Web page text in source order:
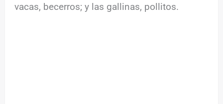
vacas, becerros; y las gallinas, pollitos.